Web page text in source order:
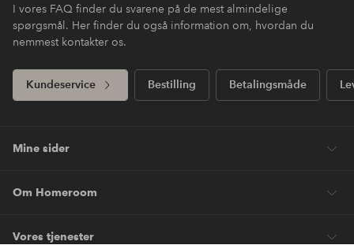
I vores FAQ finder du svarene på de mest almindelige
spørgsmål. Her finder du også information om, hvordan du
nemmest kontakter os.
Kundeservice Bestilling Betalingsmåde
Mine sider
Om Homeroom
Vores tjenester